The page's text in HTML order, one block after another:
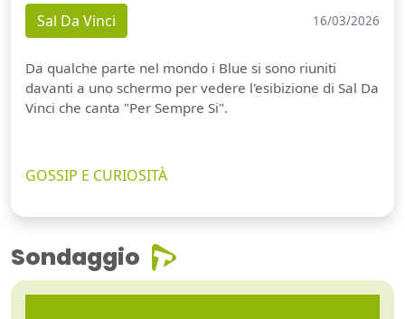
Sal Da Vinci 16/03/2026
Da qualche parte nel mondo i Blue si sono riuniti
davanti a uno schermo per vedere l'esibizione di Sal Da
Vinci che canta "Per Sempre Si".
GOSSIP E CURIOSITÀ
Sondaggio